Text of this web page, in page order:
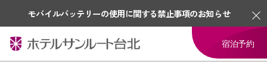
モバイルバッテリーの使用に関する禁止事項のお知らせ
宿泊予約